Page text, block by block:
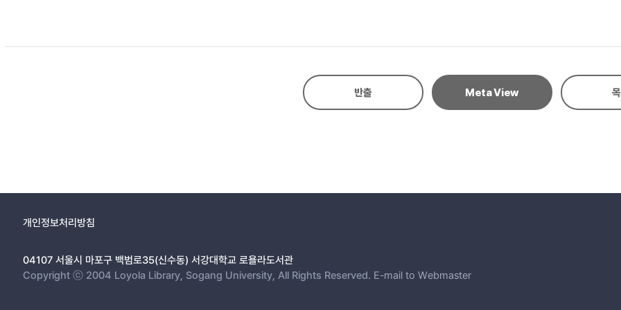
반출 Meta View
개인정보처리방침
04107 서울시 마포구 백범로35(신수동) 서강대학교 로욜라도서관
Copyright ⓒ 2004 Loyola Library, Sogang University, All Rights Reserved. E-mail to Webmaster